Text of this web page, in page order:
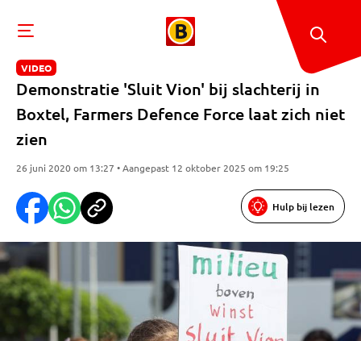
VIDEO
Demonstratie 'Sluit Vion' bij slachterij in
Boxtel, Farmers Defence Force laat zich niet
zien
26 juni 2020 om 13:27 • Aangepast 12 oktober 2025 om 19:25
Hulp bij lezen